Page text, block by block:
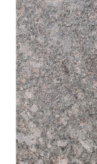
照明
内装用建材
ロートアイアン
メンテナンス・
横浜スマートシ
ム
修理お問い合わせ
説明書・図面検索
お役立ち情報
ミラタップチャ
自分らしい家づ
SUVACO
タ
イ
ル
屋
内